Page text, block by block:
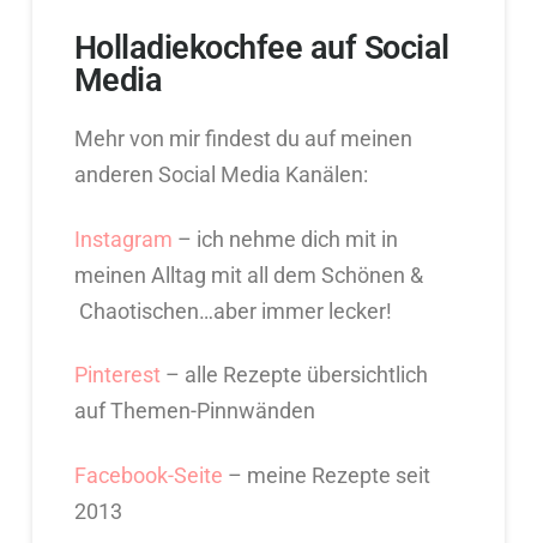
Holladiekochfee auf Social
Media
Mehr von mir findest du auf meinen
anderen Social Media Kanälen:
Instagram – ich nehme dich mit in
meinen Alltag mit all dem Schönen &
Chaotischen…aber immer lecker!
Pinterest– alle Rezepte übersichtlich
auf Themen-Pinnwänden
Facebook-Seite – meine Rezepte seit
2013